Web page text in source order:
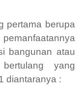
pertama berupa
bangunan atau
yang
diantaranya :